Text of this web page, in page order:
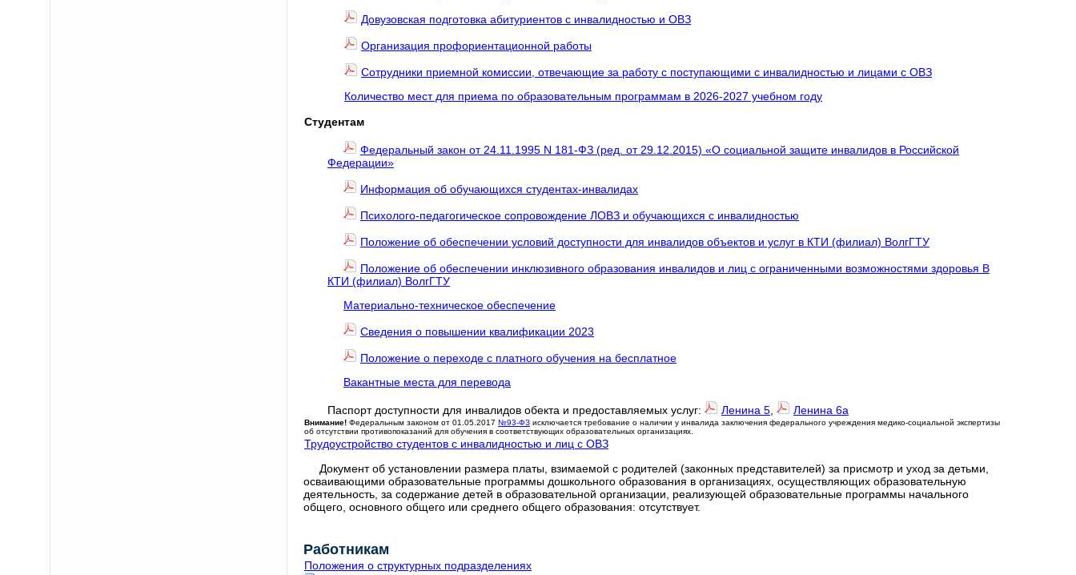
Довузовская подготовка абитуриентов с инвалидностью и ОВЗ
Организация профориентационной работы
Сотрудники приемной комиссии, отвечающие за работу с поступающими с инвалидностью и лицами с ОВЗ
Количество мест для приема по образовательным программам в 2026-2027 учебном году
Студентам
Федеральный закон от 24.11.1995 N 181-ФЗ (ред. от 29.12.2015) «О социальной защите инвалидов в Российской
Федерации»
Информация об обучающихся студентах-инвалидах
Психолого-педагогическое сопровождение ЛОВЗ и обучающихся с инвалидностью
Положение об обеспечении условий доступности для инвалидов объектов и услуг в КТИ (филиал) ВолгГТУ
Положение об обеспечении инклюзивного образования инвалидов и лиц с ограниченными возможностями здоровья В
КТИ (филиал) ВолгГТУ
Материально-техническое обеспечение
Сведения о повышении квалификации 2023
Положение о переходе с платного обучения на бесплатное
Вакантные места для перевода
Паспорт доступности для инвалидов обекта и предоставляемых услуг: Ленина 5 Ленина 6а
Внимание! Федеральным законом от 01.05.2017 №93-ФЗ исключается требование о наличии у инвалида заключения федерального учреждения медико-социальной экспертизы
об отсутствии противопоказаний для обучения в соответствующих образовательных организациях.
Трудоустройство студентов с инвалидностью и лиц с ОВЗ
Документ об установлении размера платы, взимаемой с родителей (законных представителей) за присмотр и уход за детьми,
осваивающими образовательные программы дошкольного образования в организациях, осуществляющих образовательную
деятельность, за содержание детей в образовательной организации, реализующей образовательные программы начального
общего, основного общего или среднего общего образования: отсутствует.
Работникам
Положения о структурных подразделениях